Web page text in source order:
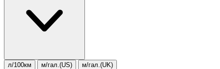
л/100км м/гал.(US) м/гал.(UK)